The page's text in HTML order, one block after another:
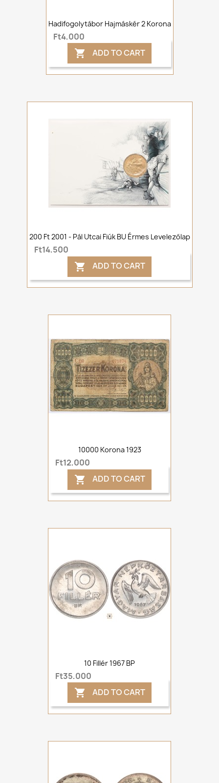
Hadifogolytábor Hajmáskér 2 Korona
Ft4,000
 ADD TO CART
200 Ft 2001 - Pál Utcai Fiúk BU Érmes Levelezőlap
Ft14,500
 ADD TO CART
10000 Korona 1923
Ft12,000
 ADD TO CART
10 Fillér 1967 BP
Ft35,000
 ADD TO CART